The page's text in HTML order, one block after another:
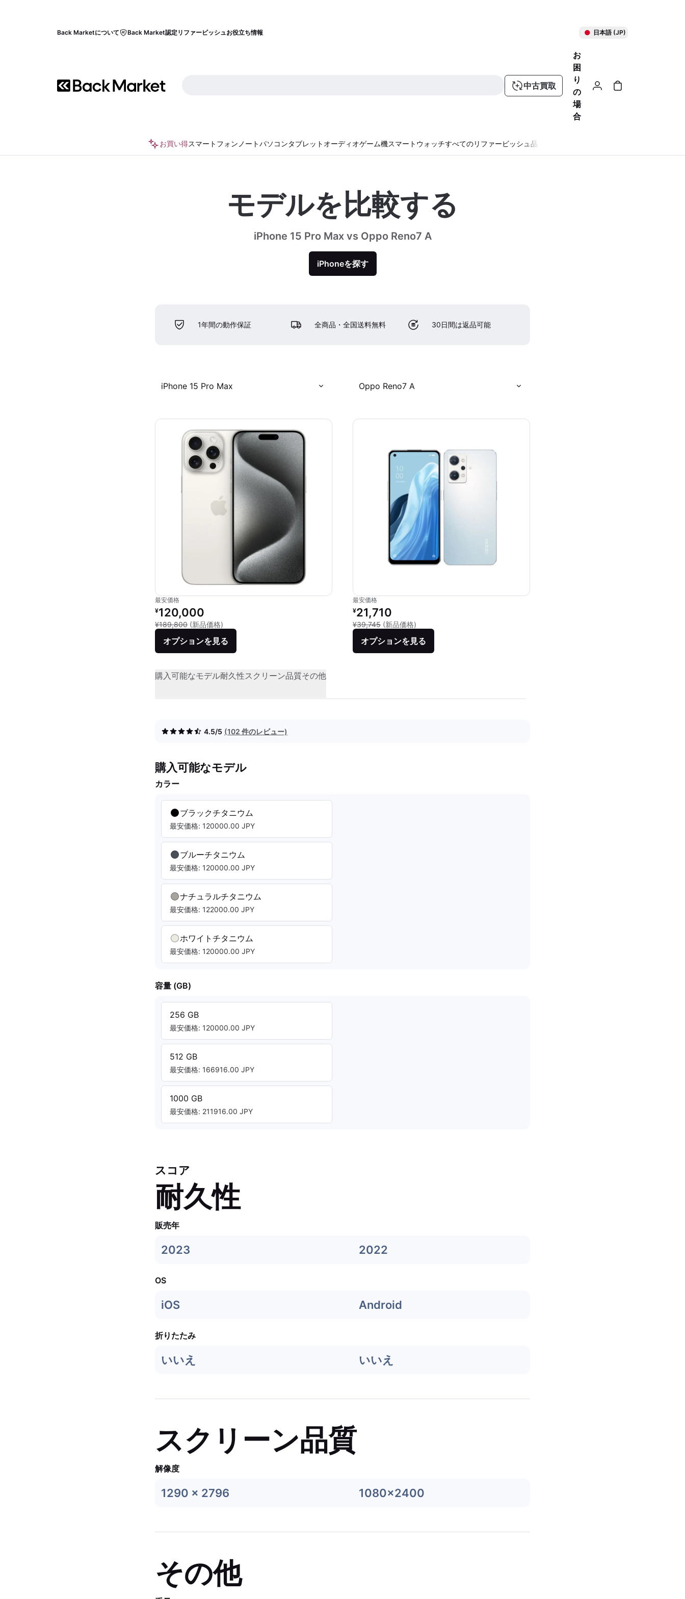
Back Marketについて Back Market認定リファービッシュお役立ち情報 日本語 (JP)
中古買取
お
困
り
の
場
合
お買い得スマートフォン ノートパソコンタブレット オーディオゲーム機スマートウォッチすべてのリファービッシュ品
モデルを比較する
iPhone 15 Pro Max vs Oppo Reno7 A
iPhoneを探す
1年間の動作保証 全商品・全国送料無料 30日間は返品可能
iPhone 15 Pro Max Oppo Reno7 A
最安価格
リファービッシュ品の価格：
¥120,000
¥189,800 (新品価格)
オプションを見る
最安価格
リファービッシュ品の価格：
¥21,710
¥39,745 (新品価格)
オプションを見る
購入可能なモデル耐久性スクリーン品質その他
4.5/5 (102 件のレビュー)
購入可能なモデル
カラー
ブラックチタニウム
最安価格: 120000.00 JPY
ブルーチタニウム
最安価格: 120000.00 JPY
ナチュラルチタニウム
最安価格: 122000.00 JPY
ホワイトチタニウム
最安価格: 120000.00 JPY
容量 (GB)
256 GB
最安価格: 120000.00 JPY
512 GB
最安価格: 166916.00 JPY
1000 GB
最安価格: 211916.00 JPY
スコア
耐久性
販売年
2023 2022
OS
iOS Android
折りたたみ
いいえ いいえ
スクリーン品質
解像度
1290 x 2796 1080x2400
その他